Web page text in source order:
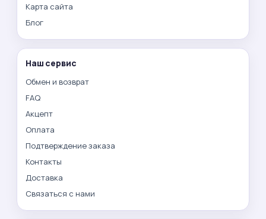
Карта сайта
Блог
Наш сервис
Обмен и возврат
FAQ
Акцепт
Оплата
Подтверждение заказа
Контакты
Доставка
Связаться с нами